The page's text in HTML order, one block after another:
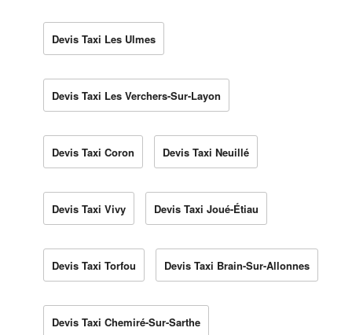
Devis Taxi Les Ulmes
Devis Taxi Les Verchers-Sur-Layon
Devis Taxi Coron Devis Taxi Neuillé
Devis Taxi Vivy Devis Taxi Joué-Étiau
Devis Taxi Torfou Devis Taxi Brain-Sur-Allonnes
Devis Taxi Chemiré-Sur-Sarthe